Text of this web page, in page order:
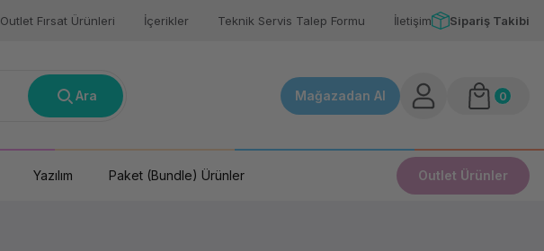
Outlet Fırsat Ürünleri İçerikler Teknik Servis Talep Formu İletişim Sipariş Takibi
Ara Mağazadan Al 0
Yazılım Paket (Bundle) Ürünler Outlet Ürünler